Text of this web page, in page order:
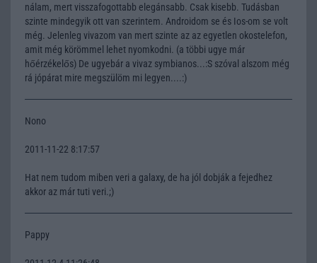
nálam, mert visszafogottabb elegánsabb. Csak kisebb. Tudásban
szinte mindegyik ott van szerintem. Androidom se és Ios-om se volt
még. Jelenleg vivazom van mert szinte az az egyetlen okostelefon,
amit még körömmel lehet nyomkodni. (a többi ugye már
hőérzékelős) De ugyebár a vivaz symbianos...:S szóval alszom még
rá jópárat mire megszülöm mi legyen....:)
Nono
2011-11-22 8:17:57
Hat nem tudom miben veri a galaxy, de ha jól dobják a fejedhez
akkor az már tuti veri.;)
Pappy